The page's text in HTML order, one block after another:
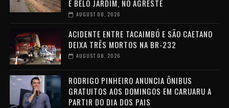
E BELO JARDIM, NO AGRESTE
AUGUST 08, 2026
ACIDENTE ENTRE TACAIMBÓ E SÃO CAETANO
DEIXA TRÊS MORTOS NA BR-232
AUGUST 08, 2026
RODRIGO PINHEIRO ANUNCIA ÔNIBUS
GRATUITOS AOS DOMINGOS EM CARUARU A
PARTIR DO DIA DOS PAIS